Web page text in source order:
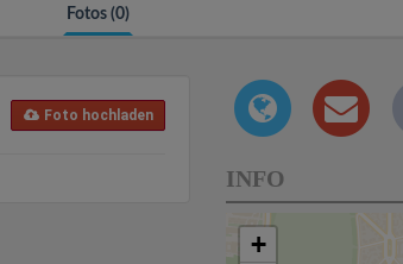
Fotos (0)
Foto hochladen
INFO
+